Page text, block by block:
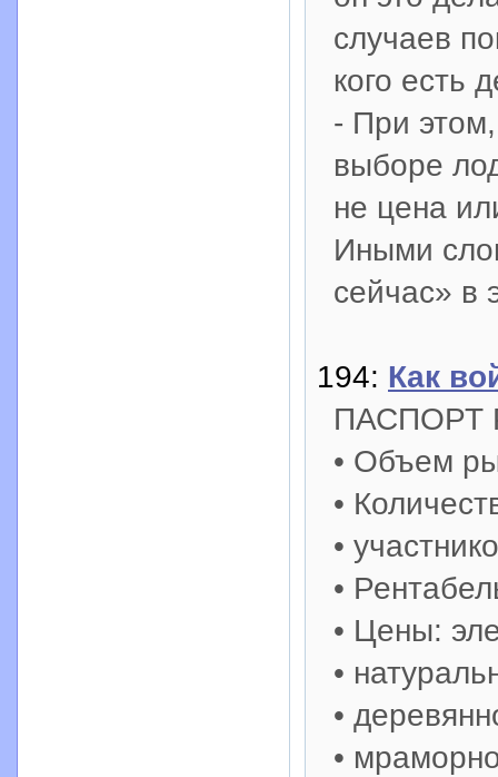
случаев
кого есть
- При
выборе
не цена
Иными
сейчас» в
194: Как
ПАСПОРТ
• Объем
•
•
•
• Цены:
•
•
•